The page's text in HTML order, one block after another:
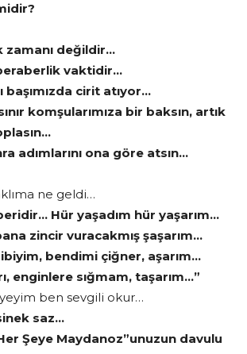
zamanı değildir…
vaktidir…
başımızda cirit atıyor…
komşularımıza bir baksın, artık
adımlarını ona göre atsın…
ne geldi…
Hür yaşadım hür yaşarım…
zincir vuracakmış şaşarım…
bendimi çiğner, aşarım…
enginlere sığmam, taşarım…”
ben sevgili okur…
saz…
Şeye Maydanoz”unuzun davulu